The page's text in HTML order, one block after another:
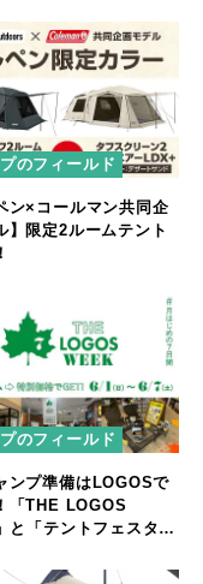
のフィールド
ン×コールマン共同企
】限定2ルームテント
のフィールド
ンプ準備はLOGOSで
「THE LOGOS
と「テントフェスタ」